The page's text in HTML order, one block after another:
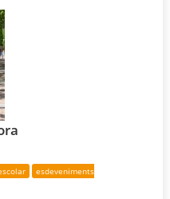
esdeveniments